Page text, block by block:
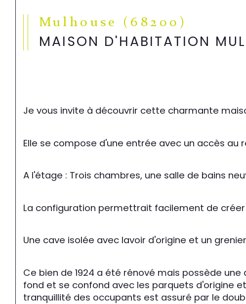
Mulhouse (68200)
MAISON D'HABITATION
Je vous invite à découvrir cette charmante
Elle se compose d'une entrée avec un accès
A l'étage : Trois chambres, une salle de bains
La configuration permettrait facilement de
Une cave isolée avec lavoir d'origine et un
Ce bien de 1924 a été rénové mais possède
fond et se confond avec les parquets d'origine
tranquillité des occupants est assuré par le